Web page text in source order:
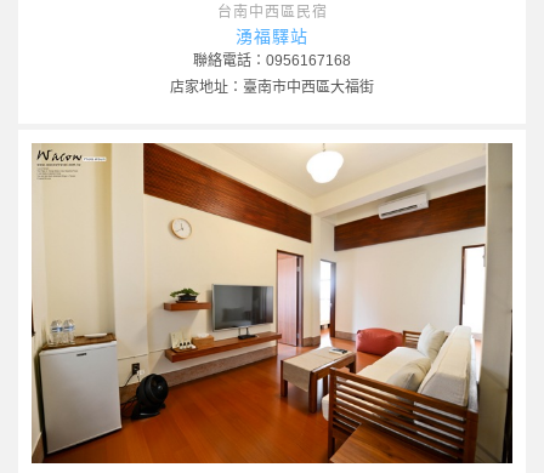
台南中西區民宿
湧福驛站
聯絡電話：0956167168
店家地址：臺南市中西區大福街